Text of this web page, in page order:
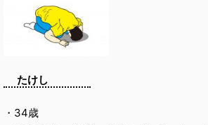
たけし
・34歳